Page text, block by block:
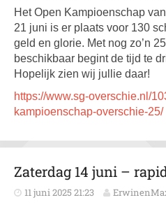
Het Open Kampioenschap
21 juni is er plaats voor 130
geld en glorie. Met nog zo’n
beschikbaar begint de tijd te
Hopelijk zien wij jullie daar!
https://www.sg-overschie.nl/
kampioenschap-overschie-25/
Zaterdag 14 juni –
11 juni 2025 21:23